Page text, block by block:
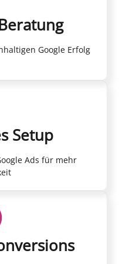
Google Erfolg
Setup
Ads für mehr